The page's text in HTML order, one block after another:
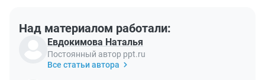
Над материалом работали:
Евдокимова Наталья
Постоянный автор ppt.ru
Все статьи автора